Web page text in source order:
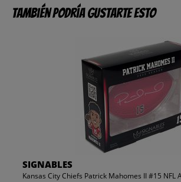
También podría gustarte esto
SIGNABLES
Kansas City Chiefs Patrick Mahomes II #15 NFL